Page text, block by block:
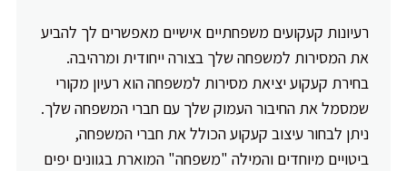
רעיונות קעקועים משפחתיים אישיים מאפשרים לך להביע
את המסירות למשפחה שלך בצורה ייחודית ומרהיבה.
בחירת קעקוע יציאת מסירות למשפחה הוא רעיון מקורי
שמסמל את החיבור העמוק שלך עם חברי המשפחה שלך.
ניתן לבחור עיצוב קעקוע הכולל את חברי המשפחה,
ביטויים מיוחדים והמילה "משפחה" המוארת בגוונים יפים